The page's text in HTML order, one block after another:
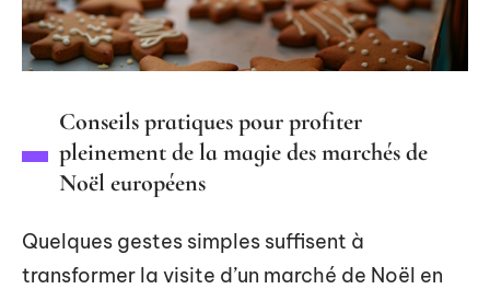
Conseils pratiques pour profiter
pleinement de la magie des marchés de
Noël européens
Quelques gestes simples suffisent à
transformer la visite d’un marché de Noël en